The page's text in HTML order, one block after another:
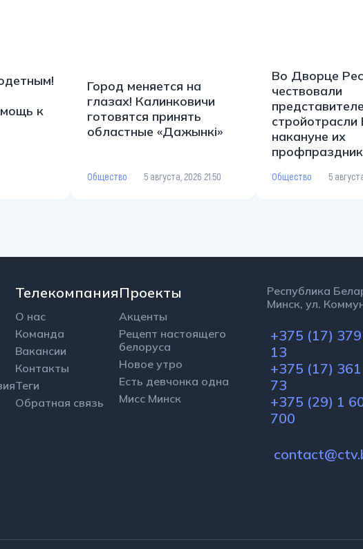
к
Город меняется на
глазах! Калинковичи
готовятся принять
областные «Дажынкі»
Общество 5 августа, 2026 21:50
Во Дворце
чествовали
стройотрасли
накануне их
Общество 5
Телекомпания
О нас
Команда
Вакансии
Контакты
Теги
Обратная связь
Проекты
Акценты
Рецепт настоящего
белоруса
Новое утро
Есть девчонка одна
Мисс Минск
Республика
Минск, ул.
+375 (17)
13
+375 (17)
73
+375 (29) 1
700